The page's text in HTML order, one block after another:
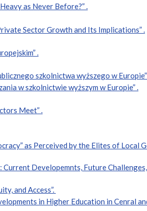
as Never Before?” .
Sector Growth and Its Implications” .
.
szkolnictwa wyższego w
w szkolnictwie wyższym w Europie” .
Meet” .
as Perceived by the Elites of Local
Developemnts, Future
and Access”.
in Higher Education in Cenral